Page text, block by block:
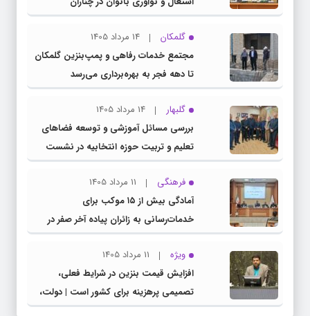
گلمکان
14 مرداد 1405
مجتمع خدمات رفاهی و پمپ‌بنزین گلمکان
تا دهه فجر به بهره‌برداری می‌رسد
گلبهار
14 مرداد 1405
بررسی مسائل آموزشی و توسعه فضاهای
تعلیم و تربیت حوزه انتخابیه در نشست
مشترک عضو کمیسیون آموزش مجلس با
مدیرکل آموزش و پرورش خراسان رضوی
فرهنگی
11 مرداد 1405
آمادگی بیش از ۱۵ موکب برای
خدمات‌رسانی به زائران پیاده آخر صفر در
شهرستان چناران
ویژه
11 مرداد 1405
افزایش قیمت بنزین در شرایط فعلی،
تصمیمی پرهزینه برای کشور است | دولت،
قاچاق سوخت و عوامل اصلی ناترازی را